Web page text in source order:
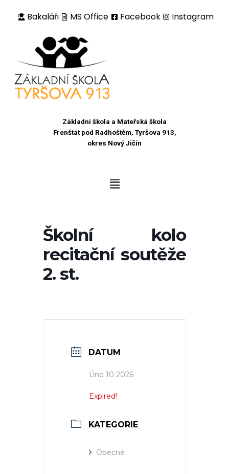
Bakaláři MS Office Facebook Instagram
Základní škola a Mateřská škola
Frenštát pod Radhoštěm, Tyršova 913,
okres Nový Jičín
Školní kolo
recitační soutěže
2. st.
DATUM
Úno 10 2026
Expired!
KATEGORIE
Obecné